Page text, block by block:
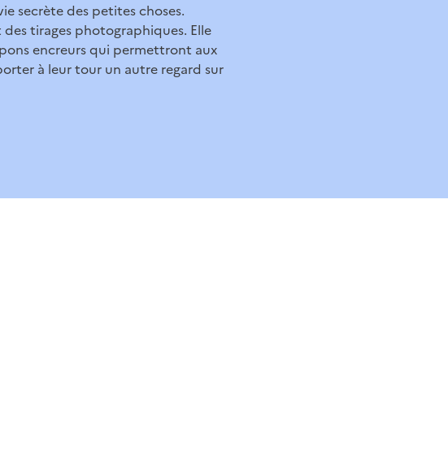
secrète des petites choses.
des tirages photographiques. Elle
encreurs qui permettront aux
à leur tour un autre regard sur